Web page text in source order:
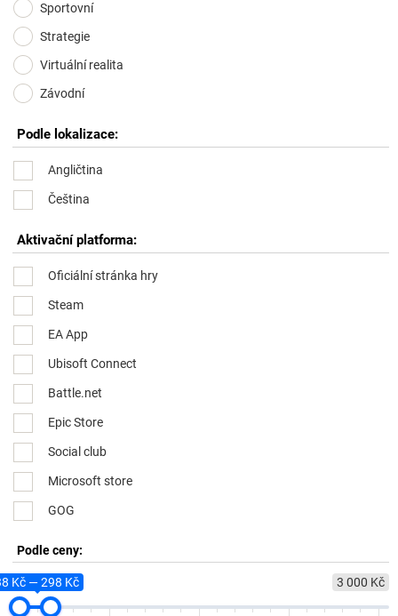
Sportovní
Strategie
Virtuální realita
Závodní
Podle lokalizace:
Angličtina
Čeština
Aktivační platforma:
Oficiální stránka hry
Steam
EA App
Ubisoft Connect
Battle.net
Epic Store
Social club
Microsoft store
GOG
Podle ceny:
3 000 Kč
Kč — 298 Kč